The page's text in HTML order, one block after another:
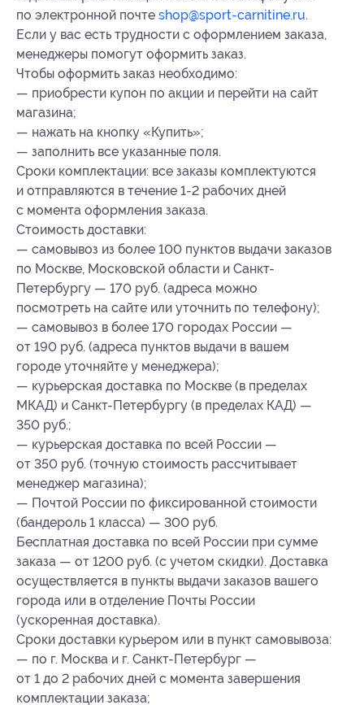
по электронной почте shop@sport-carnitine.ru.
Если у вас есть трудности с оформлением заказа,
менеджеры помогут оформить заказ.
Чтобы оформить заказ необходимо:
— приобрести купон по акции и перейти на сайт
магазина;
— нажать на кнопку «Купить»;
— заполнить все указанные поля.
Сроки комплектации: все заказы комплектуются
и отправляются в течение 1-2 рабочих дней
с момента оформления заказа.
Стоимость доставки:
— самовывоз из более 100 пунктов выдачи заказов
по Москве, Московской области и Санкт-
Петербургу — 170 руб. (адреса можно
посмотреть на сайте или уточнить по телефону);
— самовывоз в более 170 городах России —
от 190 руб. (адреса пунктов выдачи в вашем
городе уточняйте у менеджера);
— курьерская доставка по Москве (в пределах
МКАД) и Санкт-Петербургу (в пределах КАД) —
350 руб.;
— курьерская доставка по всей России —
от 350 руб. (точную стоимость рассчитывает
менеджер магазина);
— Почтой России по фиксированной стоимости
(бандероль 1 класса) — 300 руб.
Бесплатная доставка по всей России при сумме
заказа — от 1200 руб. (с учетом скидки). Доставка
осуществляется в пункты выдачи заказов вашего
города или в отделение Почты России
(ускоренная доставка).
Сроки доставки курьером или в пункт самовывоза:
— по г. Москва и г. Санкт-Петербург —
от 1 до 2 рабочих дней с момента завершения
комплектации заказа;